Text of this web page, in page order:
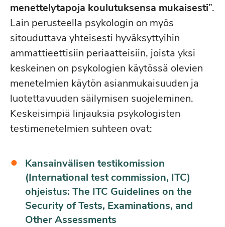
menettelytapoja koulutuksensa mukaisesti”.
Lain perusteella psykologin on myös
sitouduttava yhteisesti hyväksyttyihin
ammattieettisiin periaatteisiin, joista yksi
keskeinen on psykologien käytössä olevien
menetelmien käytön asianmukaisuuden ja
luotettavuuden säilymisen suojeleminen.
Keskeisimpiä linjauksia psykologisten
testimenetelmien suhteen ovat:
Kansainvälisen testikomission
(International test commission, ITC)
ohjeistus: The ITC Guidelines on the
Security of Tests, Examinations, and
Other Assessments